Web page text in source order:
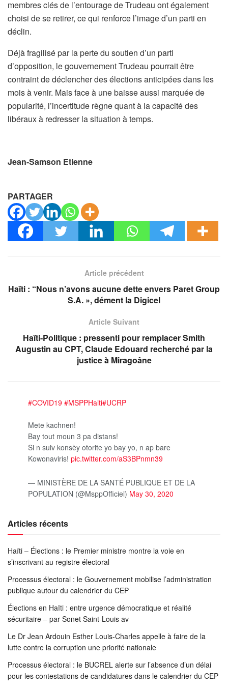
membres clés de l’entourage de Trudeau ont également
choisi de se retirer, ce qui renforce l’image d’un parti en
déclin.
Déjà fragilisé par la perte du soutien d’un parti
d’opposition, le gouvernement Trudeau pourrait être
contraint de déclencher des élections anticipées dans les
mois à venir. Mais face à une baisse aussi marquée de
popularité, l’incertitude règne quant à la capacité des
libéraux à redresser la situation à temps.
Jean-Samson Etienne
PARTAGER
Article précédent
Haïti : “Nous n’avons aucune dette envers Paret Group
S.A. », dément la Digicel
Article Suivant
Haïti-Politique : pressenti pour remplacer Smith
Augustin au CPT, Claude Edouard recherché par la
justice à Miragoâne
#COVID19 #MSPPHaiti#UCRP
Mete kachnen!
Bay tout moun 3 pa distans!
Si n suiv konsèy otorite yo bay yo, n ap bare
Kowonaviris! pic.twitter.com/aS3BPnmn39
— MINISTÈRE DE LA SANTÉ PUBLIQUE ET DE LA
POPULATION (@MsppOfficiel) May 30, 2020
Articles récents
Haïti – Élections : le Premier ministre montre la voie en
s’inscrivant au registre électoral
Processus électoral : le Gouvernement mobilise l’administration
publique autour du calendrier du CEP
Élections en Haïti : entre urgence démocratique et réalité
sécuritaire – par Sonet Saint-Louis av
Le Dr Jean Ardouin Esther Louis-Charles appelle à faire de la
lutte contre la corruption une priorité nationale
Processus électoral : le BUCREL alerte sur l’absence d’un délai
pour les contestations de candidatures dans le calendrier du CEP